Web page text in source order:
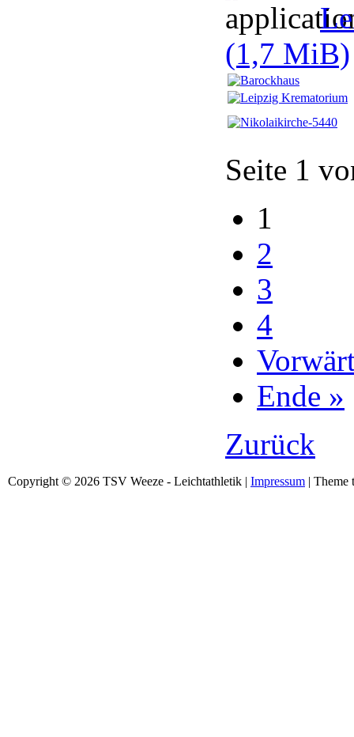
(1,7 MiB)
Seite 1
1
2
3
4
Ende »
Zurück
Copyright © 2026 TSV Weeze - Leichtathletik | Impressum | Theme